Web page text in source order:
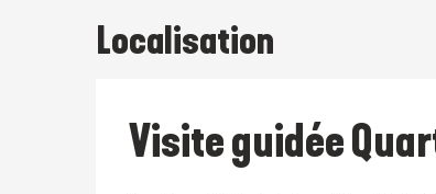
Localisation
Visite guidée